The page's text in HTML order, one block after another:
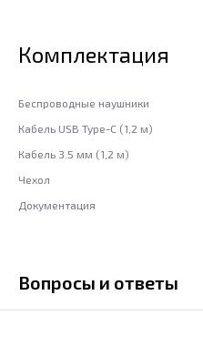
Комплектация
Беспроводные наушники
Кабель USB Type-C (1,2 м)
Кабель 3.5 мм (1,2 м)
Чехол
Документация
Вопросы и ответы